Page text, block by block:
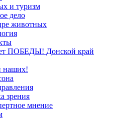
и туризм
дело
животных
ПОБЕДЫ! Донской край
наших!
зрения
мнение